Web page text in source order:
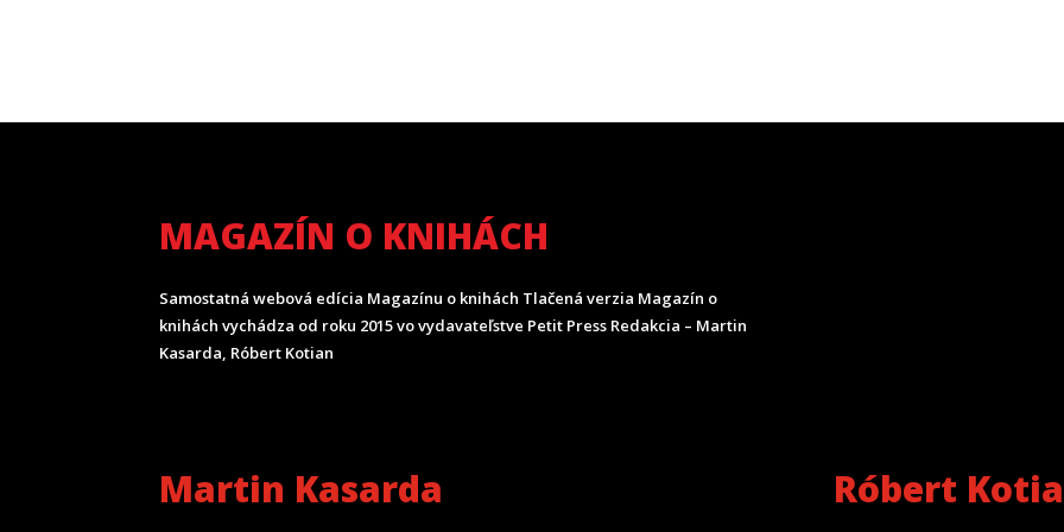
MAGAZÍN O KNIHÁCH
Samostatná webová edícia Magazínu o knihách Tlačená verzia Magazín o
knihách vychádza od roku 2015 vo vydavateľstve Petit Press Redakcia – Martin
Kasarda, Róbert Kotian
Martin Kasarda Róbert